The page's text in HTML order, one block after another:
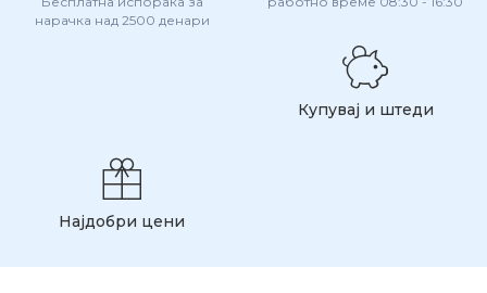
нарачка над 2500 денари
Купувај и штеди
Најдобри цени